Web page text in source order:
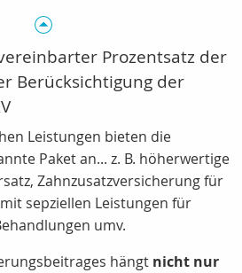
Prozentsatz der
Berücksichtigung der
Leistungen bieten die
Paket an... z. B. höherwertige
Zahnzusatzversicherung für
sepziellen Leistungen für
umv.
hängt nicht nur